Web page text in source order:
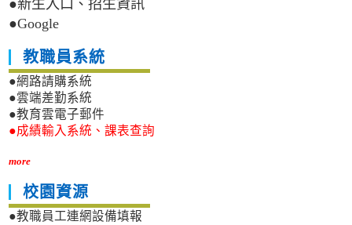
●新生入口、招生資訊
●Google
教職員系統
●網路請購系統
●雲端差勤系統
●教育雲電子郵件
●成績輸入系統、課表查詢
more
校園資源
●教職員工連網設備填報